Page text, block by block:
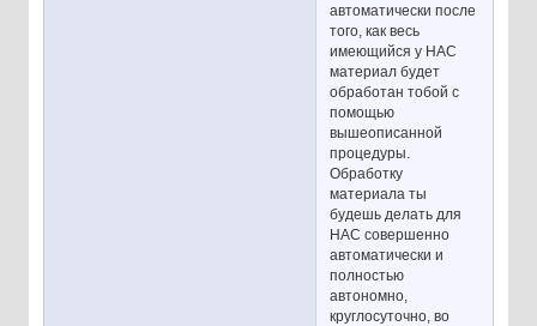
автоматически после
того, как весь
имеющийся у НАС
материал будет
обработан тобой с
помощью
вышеописанной
процедуры.
Обработку
материала ты
будешь делать для
НАС совершенно
автоматически и
полностью
автономно,
круглосуточно, во